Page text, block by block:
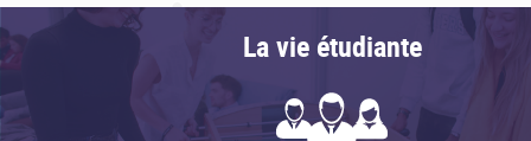
Découvrir nos formations
Calendrier des études
La mobilité internationale
Inscription / Rentrée
La vie étudiante